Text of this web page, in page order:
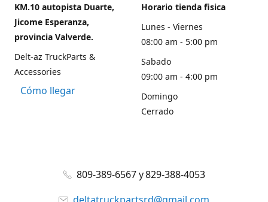
KM.10 autopista Duarte,
Jicome Esperanza,
provincia Valverde.
Delt-az TruckParts &
Accessories
Cómo llegar
Horario tienda fisica
Lunes - Viernes
08:00 am - 5:00 pm
Sabado
09:00 am - 4:00 pm
Domingo
Cerrado
809-389-6567 y 829-388-4053